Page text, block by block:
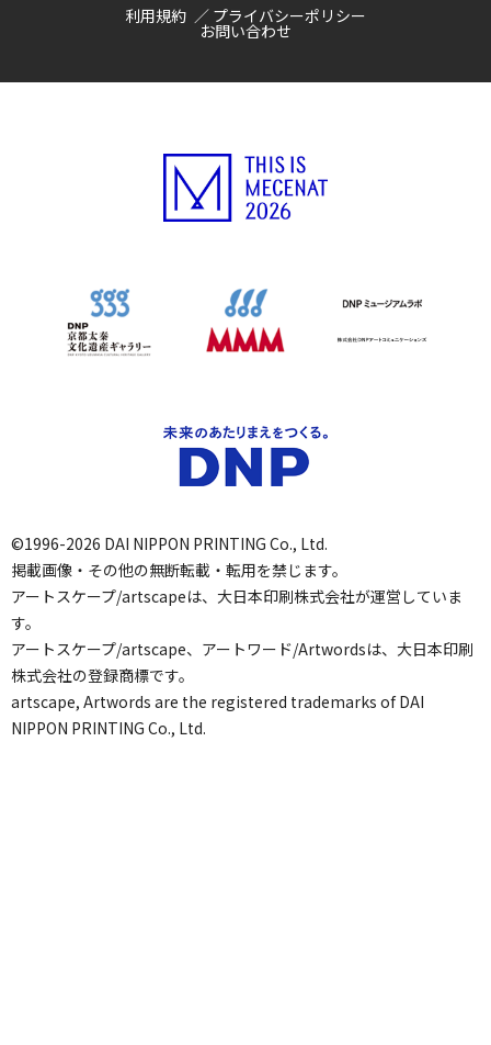
利用規約 プライバシーポリシー
お問い合わせ
©1996-2026 DAI NIPPON PRINTING Co., Ltd.
掲載画像・その他の無断転載・転用を禁じます。
アートスケープ/artscapeは、大日本印刷株式会社が運営していま
す。
アートスケープ/artscape、アートワード/Artwordsは、大日本印刷
株式会社の登録商標です。
artscape, Artwords are the registered trademarks of DAI
NIPPON PRINTING Co., Ltd.